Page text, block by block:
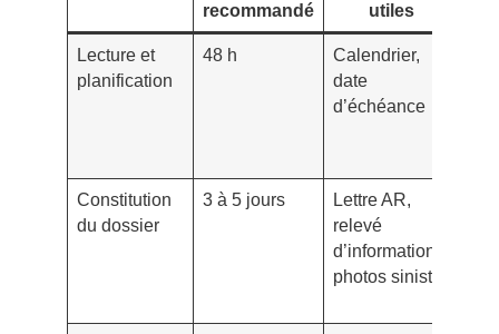
recommandé
utiles
Lecture et
planification
48 h
Calendrier,
date
d’échéance
Constitution
du dossier
3 à 5 jours
Lettre AR,
relevé
d’informations,
photos sinistre